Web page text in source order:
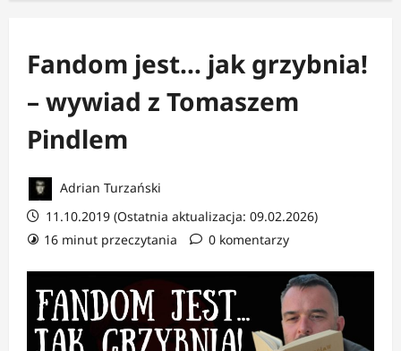
Fandom jest… jak grzybnia!
– wywiad z Tomaszem
Pindlem
Adrian Turzański
11.10.2019 (Ostatnia aktualizacja: 09.02.2026)
16 minut przeczytania
0 komentarzy